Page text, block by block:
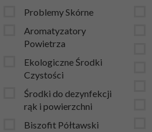
Problemy Skórne
Aromatyzatory
Powietrza
Ekologiczne Środki
Czystości
Środki do dezynfekcji
rąk i powierzchni
Biszofit Półtawski